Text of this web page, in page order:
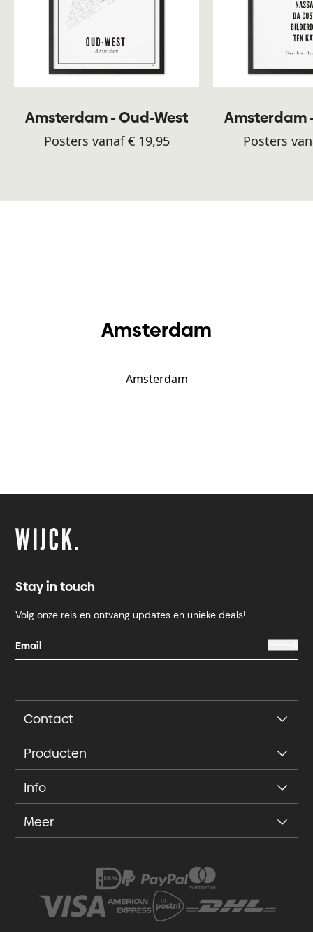
Amsterdam - Oud-West
Posters vanaf € 19,95
Amsterdam
Posters
Amsterdam
Amsterdam
Stay in touch
Volg onze reis en ontvang updates en unieke deals!
Contact
Producten
Info
Meer